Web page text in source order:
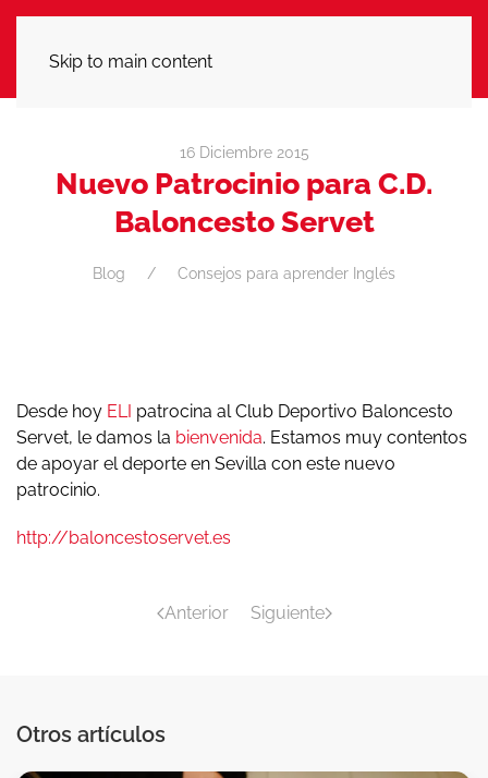
Skip to main content
16 Diciembre 2015
Nuevo Patrocinio para C.D.
Baloncesto Servet
Blog Consejos para aprender Inglés
Desde hoy ELI patrocina al Club Deportivo Baloncesto
Servet, le damos la bienvenida. Estamos muy contentos
de apoyar el deporte en Sevilla con este nuevo
patrocinio.
http://baloncestoservet.es
Anterior Siguiente
Otros artículos